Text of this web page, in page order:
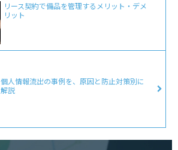
リース契約で備品を管理するメリット・デメ
リット
個人情報流出の事例を、原因と防止対策別に
解説